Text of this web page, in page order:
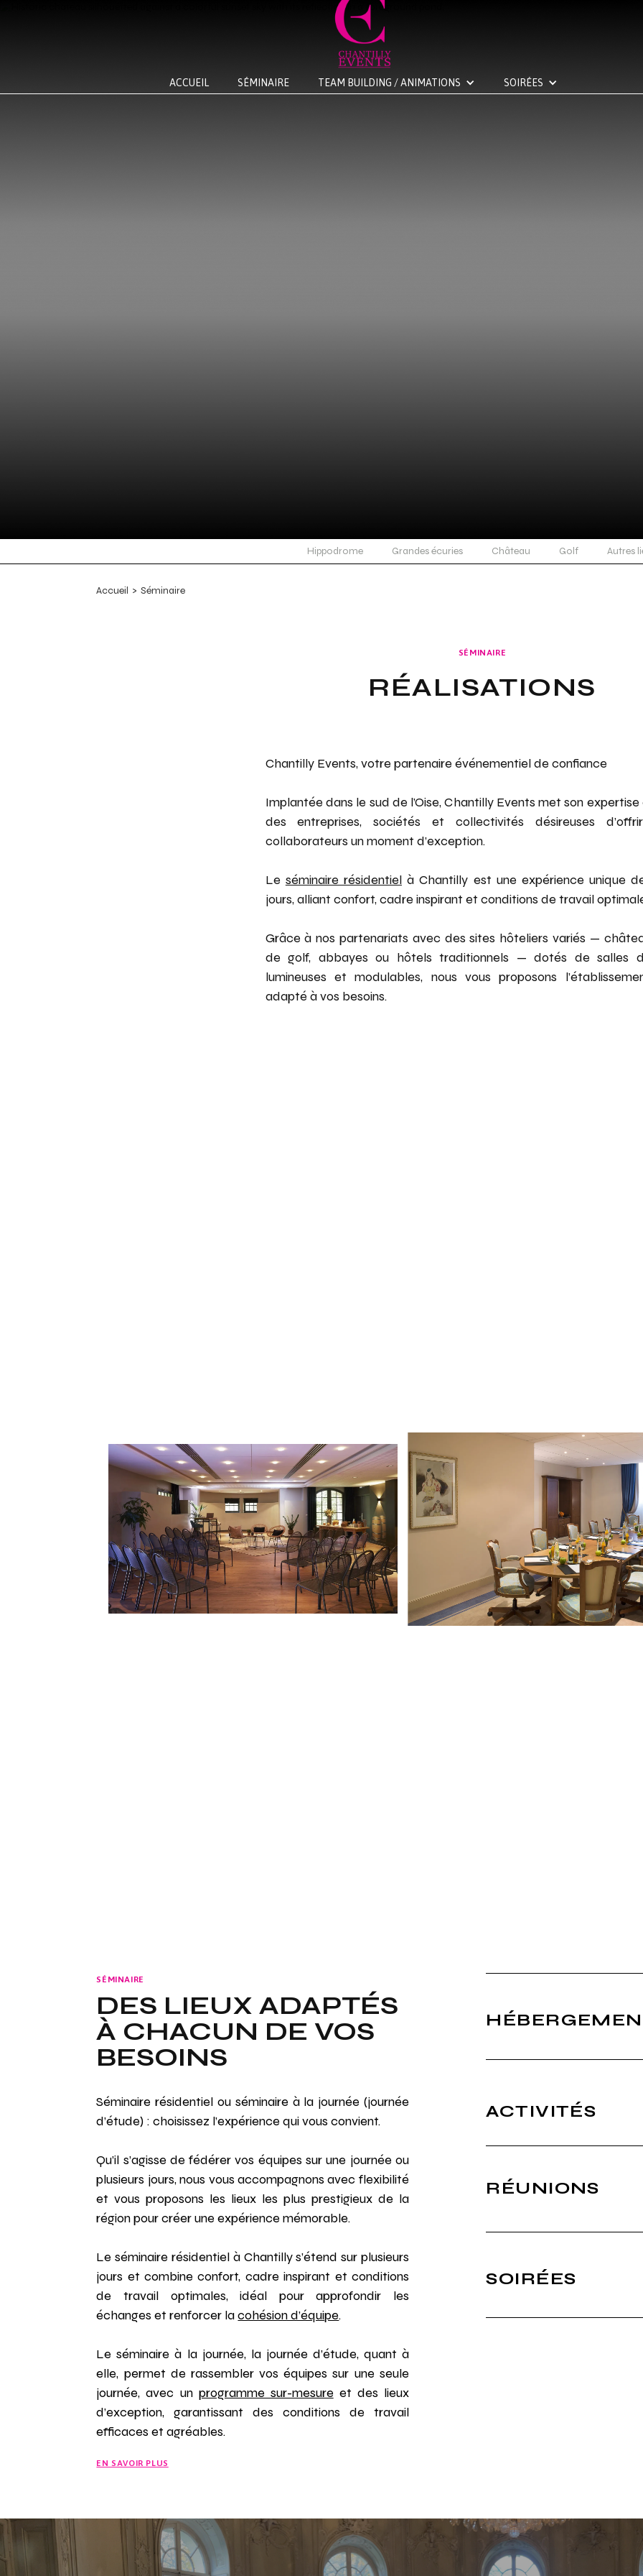
ACCUEIL SÉMINAIRE TEAM BUILDING / ANIMATIONS SOIRÉES
CHANTILLY EVENTS
Hippodrome Grandes écuries Château Golf Autres
Accueil > Séminaire
SÉMINAIRE
RÉALISATIONS
Chantilly Events, votre partenaire événementiel de confiance
Implantée dans le sud de l’Oise, Chantilly Events met son
des entreprises, sociétés et collectivités désireuses
collaborateurs un moment d’exception.
Le séminaire résidentielà Chantilly est une expérience unique
jours, alliant confort, cadre inspirant et conditions de travail
Grâce à nos partenariats avec des sites hôteliers variés —
de golf, abbayes ou hôtels traditionnels — dotés de salles
lumineuses et modulables, nous vous proposons
adapté à vos besoins.
SÉMINAIRE
DES LIEUX ADAPTÉS
À CHACUN DE VOS
BESOINS
Séminaire résidentiel ou séminaire à la journée (journée
d’étude) : choisissez l’expérience qui vous convient.
Qu’il s’agisse de fédérer vos équipes sur une journée ou
plusieurs jours, nous vous accompagnons avec flexibilité
et vous proposons les lieux les plus prestigieux de la
région pour créer une expérience mémorable.
Le séminaire résidentiel à Chantilly s’étend sur plusieurs
jours et combine confort, cadre inspirant et conditions
de travail optimales, idéal pour approfondir les
échanges et renforcer lacohésion d’équipe.
Le séminaire à la journée, la journée d’étude, quant à
elle, permet de rassembler vos équipes sur une seule
journée, avec un programme sur-mesure et des lieux
d’exception, garantissant des conditions de travail
efficaces et agréables.
EN SAVOIR PLUS
ACTIVITÉS
RÉUNIONS
SOIRÉES